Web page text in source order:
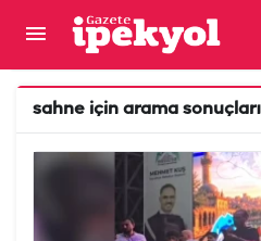
sahne için arama sonuçları